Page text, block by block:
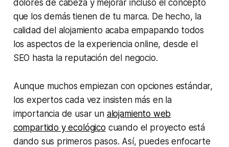
dolores de cabeza y mejorar incluso el concepto
que los demás tienen de tu marca. De hecho, la
calidad del alojamiento acaba empapando todos
los aspectos de la experiencia online, desde el
SEO hasta la reputación del negocio.
Aunque muchos empiezan con opciones estándar,
los expertos cada vez insisten más en la
importancia de usar un alojamiento web
compartido y ecológico cuando el proyecto está
dando sus primeros pasos. Así, puedes enfocarte